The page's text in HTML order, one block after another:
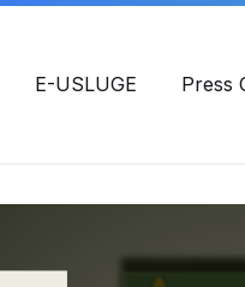
E-USLUGE Press